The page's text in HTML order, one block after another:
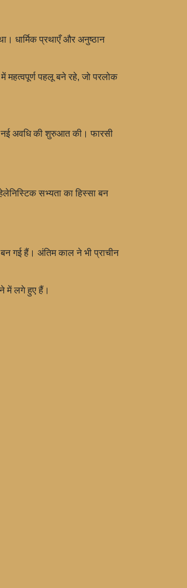
धार्मिक प्रथाएँ और अनुष्ठान
महत्वपूर्ण पहलू बने रहे, जो परलोक
नई अवधि की शुरुआत की। फारसी
सभ्यता का हिस्सा बन
गई हैं। अंतिम काल ने भी प्राचीन
में लगे हुए हैं।